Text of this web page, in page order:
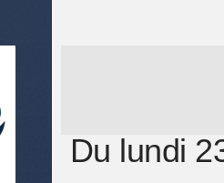
Du lundi